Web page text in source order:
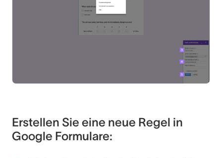
Erstellen Sie eine neue Regel in
Google Formulare: